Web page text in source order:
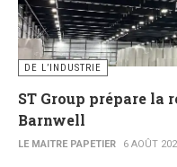
DE L’INDUSTRIE
ST Group prépare la
Barnwell
LE MAITRE PAPETIER 6 AOÛT